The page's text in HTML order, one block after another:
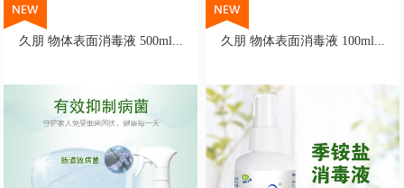
久朋 物体表面消毒液 500ml... 久朋 物体表面消毒液 100ml...